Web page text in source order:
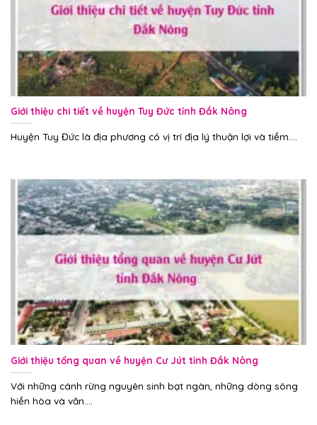
Giới thiệu chi tiết về huyện Tuy Đức tỉnh Đắk Nông
Huyện Tuy Đức là địa phương có vị trí địa lý thuận lợi và tiềm....
Giới thiệu tổng quan về huyện Cư Jút tỉnh Đắk Nông
Với những cánh rừng nguyên sinh bạt ngàn, những dòng sông
hiền hòa và văn....